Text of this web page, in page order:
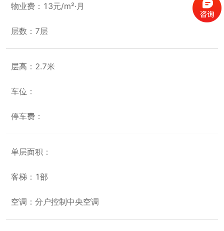
物业费：13元/m²·月
层数：7层
层高：2.7米
车位：
停车费：
单层面积：
客梯：1部
空调：分户控制中央空调